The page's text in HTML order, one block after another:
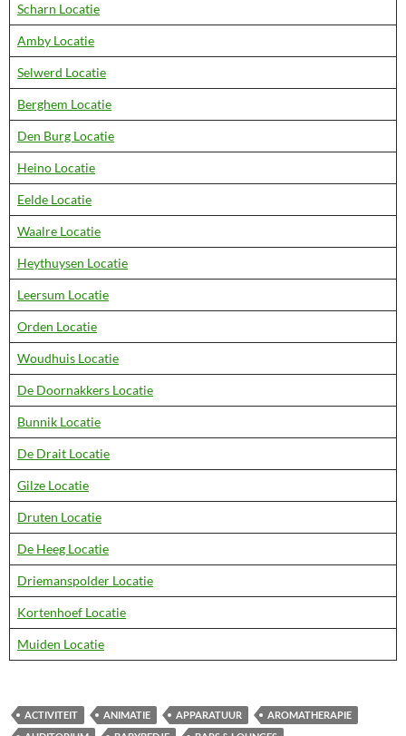
Scharn Locatie
Amby Locatie
Selwerd Locatie
Berghem Locatie
Den Burg Locatie
Heino Locatie
Eelde Locatie
Waalre Locatie
Heythuysen Locatie
Leersum Locatie
Orden Locatie
Woudhuis Locatie
De Doornakkers Locatie
Bunnik Locatie
De Drait Locatie
Gilze Locatie
Druten Locatie
De Heeg Locatie
Driemanspolder Locatie
Kortenhoef Locatie
Muiden Locatie
ACTIVITEIT ANIMATIE APPARATUUR
AROMATHERAPIE